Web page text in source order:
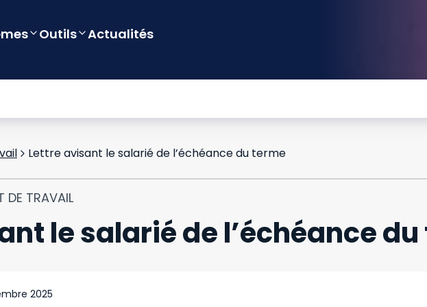
Outils Actualités
Lettre avisant le salarié de l’échéance du terme
DE TRAVAIL
le salarié de l’échéance
2025